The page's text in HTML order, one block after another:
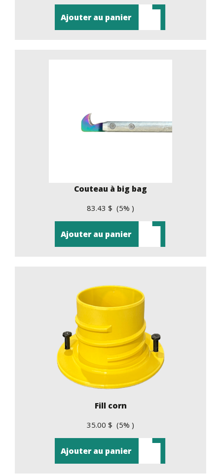
Ajouter au panier
Couteau à big bag
83.43 $ (5% )
Ajouter au panier
Fill corn
35.00 $ (5% )
Ajouter au panier